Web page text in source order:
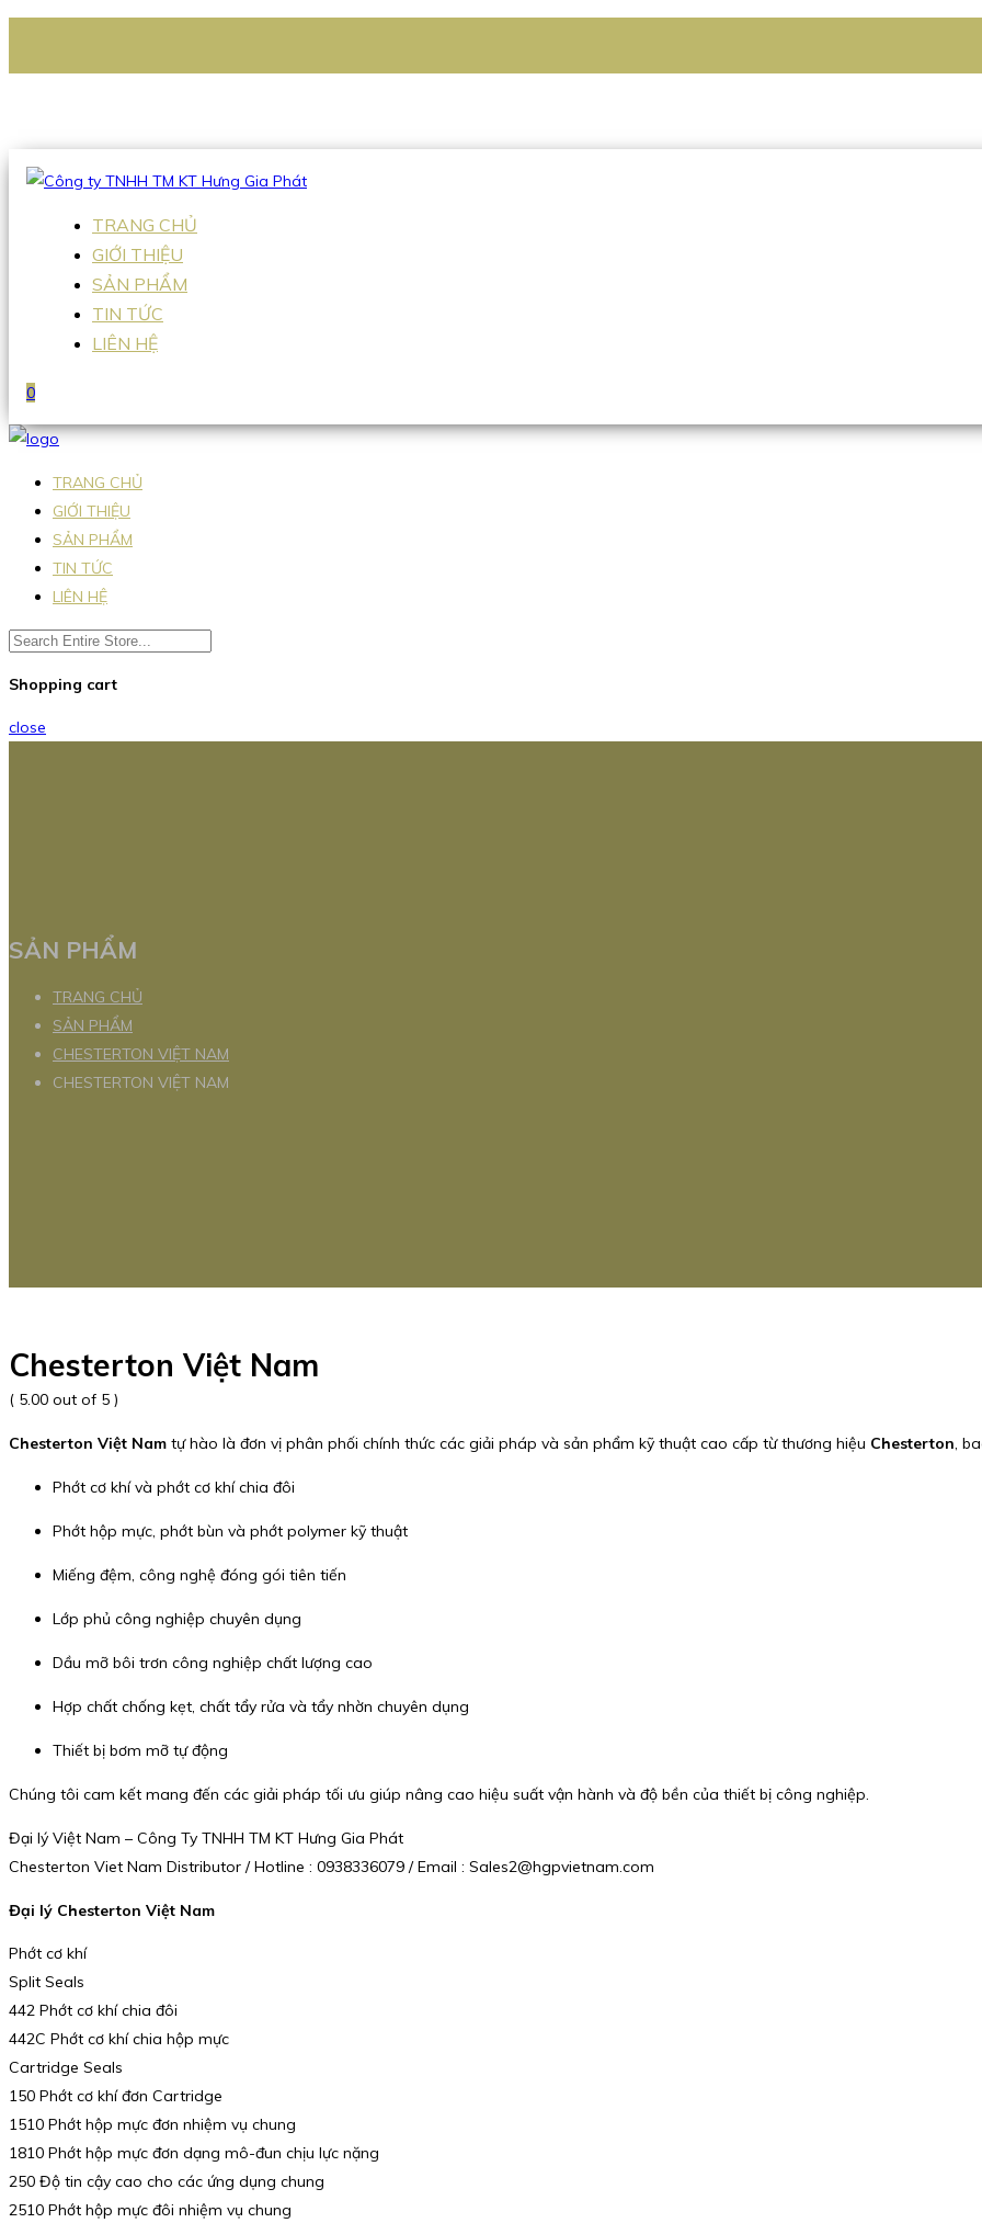
Hotline:0938 336 079
TRANG CHỦ
GIỚI THIỆU
SẢN PHẨM
TIN TỨC
LIÊN HỆ
0
TRANG CHỦ
GIỚI THIỆU
SẢN PHẨM
TIN TỨC
LIÊN HỆ
Shopping cart
close
SẢN PHẨM
TRANG CHỦ
SẢN PHẨM
CHESTERTON VIỆT NAM
CHESTERTON VIỆT NAM
Chesterton Việt Nam
( 5.00 out of 5 )
Chesterton Việt Nam tự hào là đơn vị phân phối chính thức các giải pháp và sản phẩm kỹ thuật cao cấp từ thương hiệu Chesterton,
Phớt cơ khí và phớt cơ khí chia đôi
Phớt hộp mực, phớt bùn và phớt polymer kỹ thuật
Miếng đệm, công nghệ đóng gói tiên tiến
Lớp phủ công nghiệp chuyên dụng
Dầu mỡ bôi trơn công nghiệp chất lượng cao
Hợp chất chống kẹt, chất tẩy rửa và tẩy nhờn chuyên dụng
Thiết bị bơm mỡ tự động
Chúng tôi cam kết mang đến các giải pháp tối ưu giúp nâng cao hiệu suất vận hành và độ bền của thiết bị công nghiệp.
Đại lý Việt Nam – Công Ty TNHH TM KT Hưng Gia Phát
Chesterton Viet Nam Distributor / Hotline : 0938336079 / Email : Sales2@hgpvietnam.com
Đại lý Chesterton Việt Nam
Phớt cơ khí
Split Seals
442 Phớt cơ khí chia đôi
442C Phớt cơ khí chia hộp mực
Cartridge Seals
150 Phớt cơ khí đơn Cartridge
1510 Phớt hộp mực đơn nhiệm vụ chung
1810 Phớt hộp mực đơn dạng mô-đun chịu lực nặng
250 Độ tin cậy cao cho các ứng dụng chung
2510 Phớt hộp mực đôi nhiệm vụ chung